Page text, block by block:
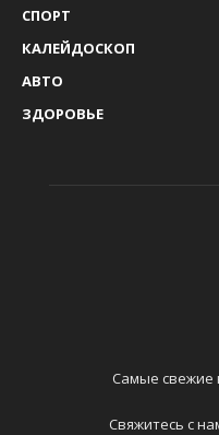
СПОРТ
КАЛЕЙДОСКОП
АВТО
ЗДОРОВЬЕ
Самые свежие
Свяжитесь с